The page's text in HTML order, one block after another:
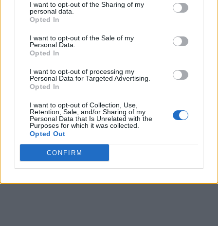
I want to opt-out of the Sharing of my
personal data.
Opted In
I want to opt-out of the Sale of my
Personal Data.
Opted In
I want to opt-out of processing my
Personal Data for Targeted Advertising.
Opted In
I want to opt-out of Collection, Use,
Retention, Sale, and/or Sharing of my
Personal Data that Is Unrelated with the
Purposes for which it was collected.
Opted Out
CONFIRM
«Καμπάνα» 567 εκατ δολαρίων στη Meta για
στην ψυχική υγεία των παιδιών
Υπόθεση Predator: Παραμένει στο αρχείο –
07/08/2026
Μία ομάδα έμπειρων δημοσιογράφων δημιούργησαν πριν μερικά χρόνια το
dailypost.gr, με στόχο την αντικειμενική ενημέρωση και την ανάλυση πίσω από
αποκαλύπτουν πολιτικά και παραπολιτικά θέματα, γράφουν επωνύμως την
άποψη τους, με γνώμονα τον ενημερωμένο αναγνώστη.